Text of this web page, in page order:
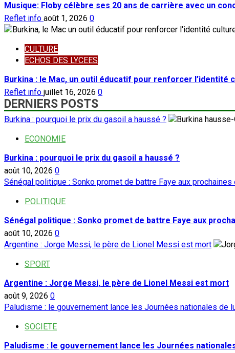
Musique: Floby célèbre ses 20 ans de carrière avec un
Reflet info août 1, 2026 0
CULTURE
ECHOS DES LYCEES
Burkina : le Mac, un outil éducatif pour renforcer l’identité
Reflet info juillet 16, 2026 0
DERNIERS POSTS
Burkina : pourquoi le prix du gasoil a haussé ?
ECONOMIE
Burkina : pourquoi le prix du gasoil a haussé ?
août 10, 2026 0
Sénégal politique : Sonko promet de battre Faye aux
POLITIQUE
Sénégal politique : Sonko promet de battre Faye aux
août 10, 2026 0
Argentine : Jorge Messi, le père de Lionel Messi est mort
SPORT
Argentine : Jorge Messi, le père de Lionel Messi est mort
août 9, 2026 0
Paludisme : le gouvernement lance les Journées nationales de
SOCIETE
Paludisme : le gouvernement lance les Journées